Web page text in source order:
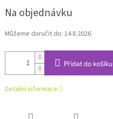
cena:
Na objednávku
Můžeme doručit do: 14.8.2026
Přidat do košíku
Detailní informace